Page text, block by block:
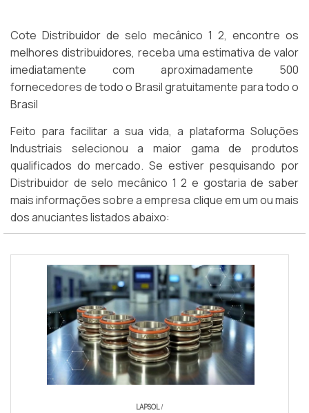
Cote Distribuidor de selo mecânico 1 2, encontre os
melhores distribuidores, receba uma estimativa de valor
imediatamente com aproximadamente 500
fornecedores de todo o Brasil gratuitamente para todo o
Brasil
Feito para facilitar a sua vida, a plataforma Soluções
Industriais selecionou a maior gama de produtos
qualificados do mercado. Se estiver pesquisando por
Distribuidor de selo mecânico 1 2 e gostaria de saber
mais informações sobre a empresa clique em um ou mais
dos anuciantes listados abaixo:
LAPSOL/